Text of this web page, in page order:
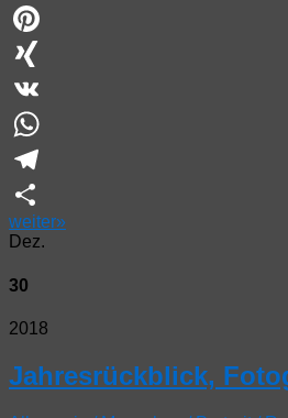
Twitter
Pinterest
XING
VK
WhatsApp
Telegram
Teilen
weiter»
Dez.
30
2018
Jahresrückblick,